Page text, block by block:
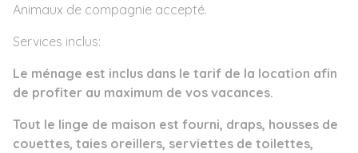
Animaux de compagnie accepté.
Services inclus:
Le ménage est inclus dans le tarif de la location afin
de profiter au maximum de vos vacances.
Tout le linge de maison est fourni, draps, housses de
couettes, taies oreillers, serviettes de toilettes,